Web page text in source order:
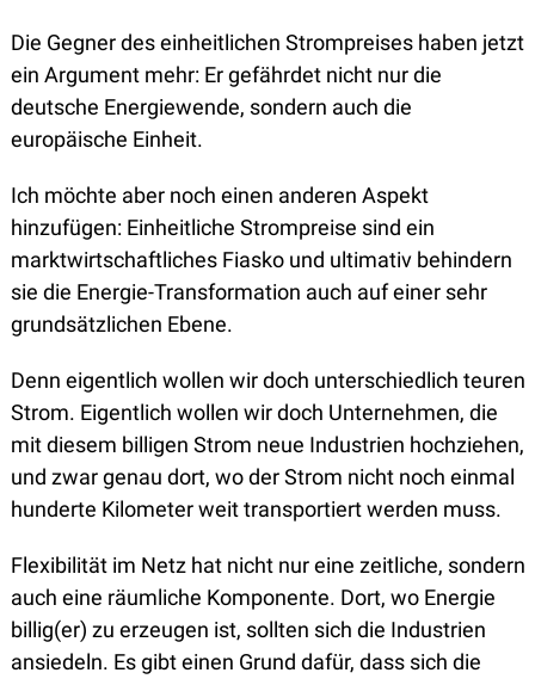
Die Gegner des einheitlichen Strompreises haben jetzt
ein Argument mehr: Er gefährdet nicht nur die
deutsche Energiewende, sondern auch die
europäische Einheit.
Ich möchte aber noch einen anderen Aspekt
hinzufügen: Einheitliche Strompreise sind ein
marktwirtschaftliches Fiasko und ultimativ behindern
sie die Energie-Transformation auch auf einer sehr
grundsätzlichen Ebene.
Denn eigentlich wollen wir doch unterschiedlich teuren
Strom. Eigentlich wollen wir doch Unternehmen, die
mit diesem billigen Strom neue Industrien hochziehen,
und zwar genau dort, wo der Strom nicht noch einmal
hunderte Kilometer weit transportiert werden muss.
Flexibilität im Netz hat nicht nur eine zeitliche, sondern
auch eine räumliche Komponente. Dort, wo Energie
billig(er) zu erzeugen ist, sollten sich die Industrien
ansiedeln. Es gibt einen Grund dafür, dass sich die